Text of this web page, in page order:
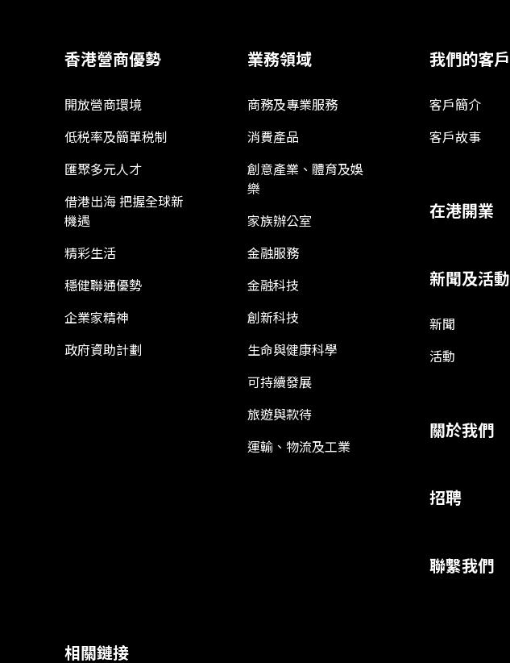
香港營商優勢
開放營商環境
低税率及簡單税制
匯聚多元人才
借港出海 把握全球新
機遇
精彩生活
穩健聯通優勢
企業家精神
政府資助計劃
業務領域
商務及專業服務
消費產品
創意產業、體育及娛
樂
家族辦公室
金融服務
金融科技
創新科技
生命與健康科學
可持續發展
旅遊與款待
運輸、物流及工業
我們的客戶
客戶簡介
客戶故事
在港開業
新聞及活動
新聞
活動
關於我們
招聘
聯繫我們
相關鏈接